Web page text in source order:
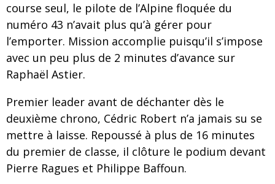
course seul, le pilote de l’Alpine floquée du
numéro 43 n’avait plus qu’à gérer pour
l’emporter. Mission accomplie puisqu’il s’impose
avec un peu plus de 2 minutes d’avance sur
Raphaël Astier.
Premier leader avant de déchanter dès le
deuxième chrono, Cédric Robert n’a jamais su se
mettre à laisse. Repoussé à plus de 16 minutes
du premier de classe, il clôture le podium devant
Pierre Ragues et Philippe Baffoun.